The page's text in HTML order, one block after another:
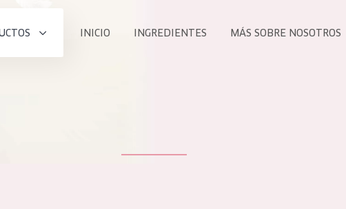
INICIO INGREDIENTES MÁS SOBRE NOSOTROS